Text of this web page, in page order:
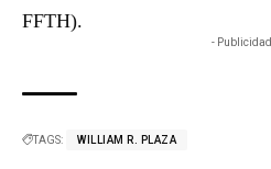
FFTH).
-
TAGS: WILLIAM R. PLAZA